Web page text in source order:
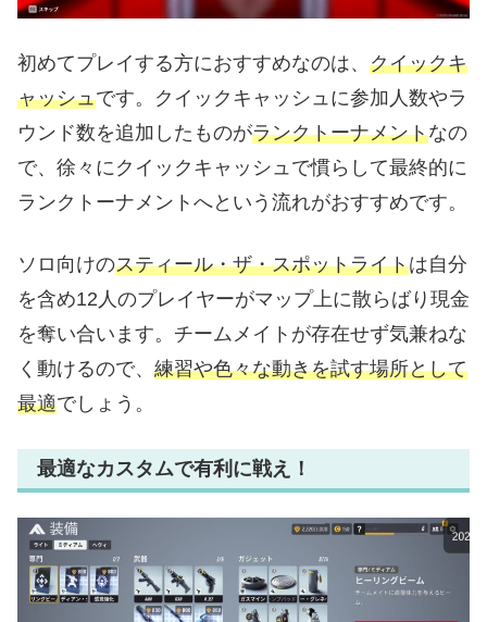
初めてプレイする方におすすめなのは、 クイックキ
ャッシュです。クイックキャッシュに参加人数やラ
ウンド数を追加したものがランクトーナメントなの
で、徐々にクイックキャッシュで慣らして最終的に
ランクトーナメントへという流れがおすすめです。
ソロ向けのスティール・ザ・スポットライトは自分
を含め12人のプレイヤーがマップ上に散らばり現金
を奪い合います。チームメイトが存在せず気兼ねな
く動けるので、 練習や色々な動きを試す場所として
最適でしょう。
最適なカスタムで有利に戦え！